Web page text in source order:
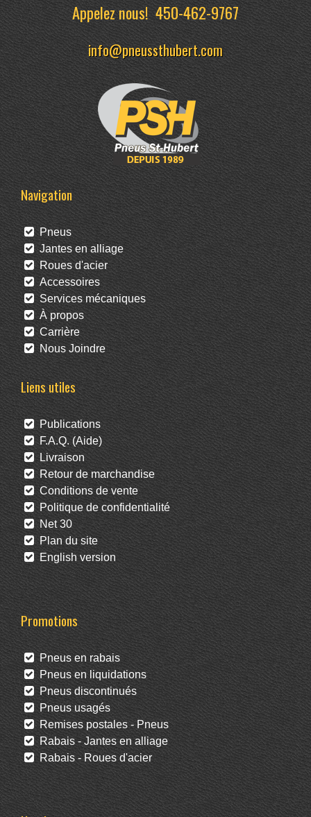
Appelez nous!450-462-9767
info@pneussthubert.com
Navigation
Pneus
Jantes en alliage
Roues d'acier
Accessoires
Services mécaniques
À propos
Carrière
Nous Joindre
Liens utiles
Publications
F.A.Q. (Aide)
Livraison
Retour de marchandise
Conditions de vente
Politique de confidentialité
Net 30
Plan du site
English version
Promotions
Pneus en rabais
Pneus en liquidations
Pneus discontinués
Pneus usagés
Remises postales - Pneus
Rabais - Jantes en alliage
Rabais - Roues d'acier